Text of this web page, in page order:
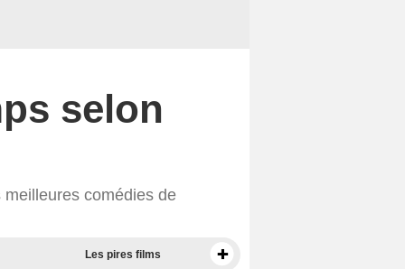
selon
comédies de
Les pires films